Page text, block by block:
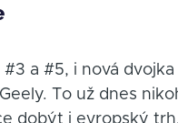
#3 a #5, i nová
To už dnes